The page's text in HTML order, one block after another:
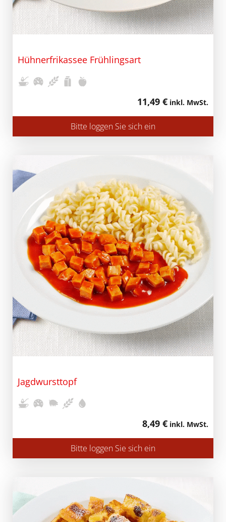
Hühnerfrikassee Frühlingsart
11,49 € inkl. MwSt.
Bitte loggen Sie sich ein
Jagdwursttopf
8,49 € inkl. MwSt.
Bitte loggen Sie sich ein